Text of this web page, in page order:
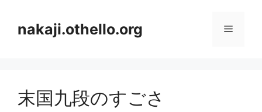
nakaji.othello.org メ
末国九段のすごさ